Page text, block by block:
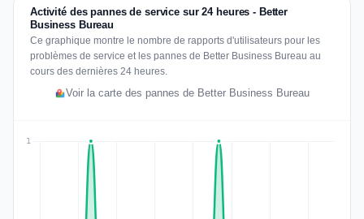
Activité des pannes de service sur 24 heures - Better
Business Bureau
Ce graphique montre le nombre de rapports d'utilisateurs pour les
problèmes de service et les pannes de Better Business Bureau au
cours des dernières 24 heures.
Voir la carte des pannes de Better Business Bureau